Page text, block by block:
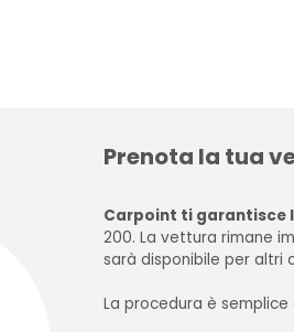
Prenota la tua
Carpoint ti garantisce
200. La vettura rimane
sarà disponibile per altri
La procedura è semplice